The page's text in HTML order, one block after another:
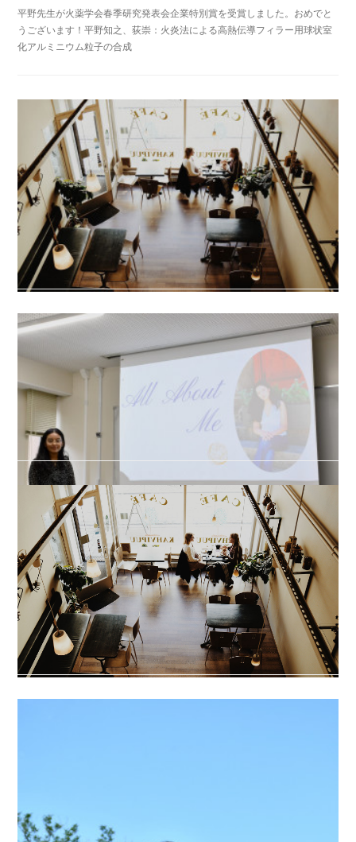
平野先生が火薬学会春季研究発表会企業特別賞を受賞しました。おめでと
うございます！平野知之、荻崇：火炎法による高熱伝導フィラー用球状室
化アルミニウム粒子の合成
2026.05.29 03:42
［Conference］火薬学会春季研究発表会
（5/28-29、東京）
平野先生が、東京で開催された火薬学会春季研究発表会で講演されまし
た。平野知之、荻崇：「火炎法による高熱伝導フィラー用球状室化アルミ
ニウムの合成」
2026.05.29 00:56
Welcome party for Subhashi
We held a welcome party for Subhashi in the TME Laboratory. She gave a
wonderful presentation.
造化と機能, 第17回 中国四国地区錯体化学研究会 錯体化学若手の会中国…